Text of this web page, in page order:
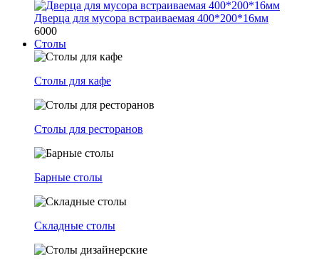
Дверца для мусора встраиваемая 400*200*16мм
6000
Столы
Столы для кафе
Столы для ресторанов
Барные столы
Складные столы